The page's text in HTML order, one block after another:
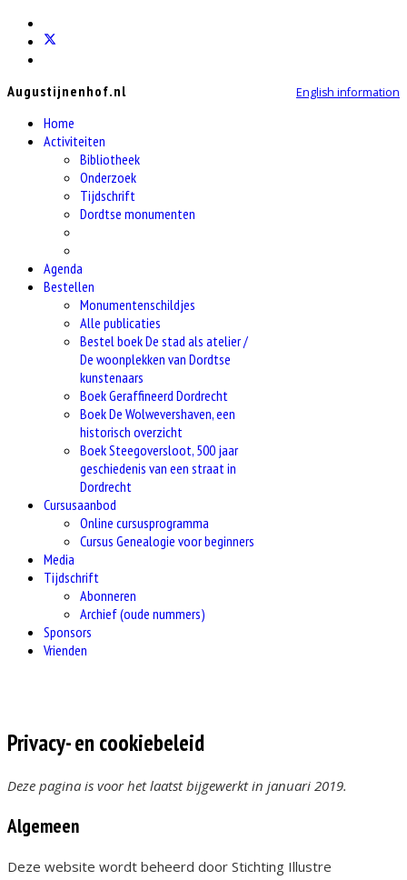
English information
Augustijnenhof.nl
Home
Activiteiten
Bibliotheek
Onderzoek
Tijdschrift
Dordtse monumenten
Agenda
Bestellen
Monumentenschildjes
Alle publicaties
Bestel boek De stad als atelier /
De woonplekken van Dordtse
kunstenaars
Boek Geraffineerd Dordrecht
Boek De Wolwevershaven, een
historisch overzicht
Boek Steegoversloot, 500 jaar
geschiedenis van een straat in
Dordrecht
Cursusaanbod
Online cursusprogramma
Cursus Genealogie voor beginners
Media
Tijdschrift
Abonneren
Archief (oude nummers)
Sponsors
Vrienden
Privacy- en cookiebeleid
Deze pagina is voor het laatst bijgewerkt in januari 2019.
Algemeen
Deze website wordt beheerd door Stichting Illustre